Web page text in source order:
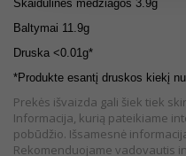
Skaidulinės medžiagos 3.9g
Baltymai 11.9g
Druska <0.01g*
*Produkte esantį druskos kiekį
Prekės išvaizda gali šiek tiek
Informacija, kurią pateikiame
pobūdžio. Išsamesnė
Rekomenduojame vadovautis